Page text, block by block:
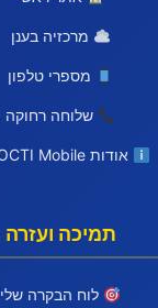
מרכזיה בענן
מספרי טלפון
שלוחה רחוקה
אודות HIPOCTI Mobile
תמיכה ועזרה
לוח הבקרה שלי